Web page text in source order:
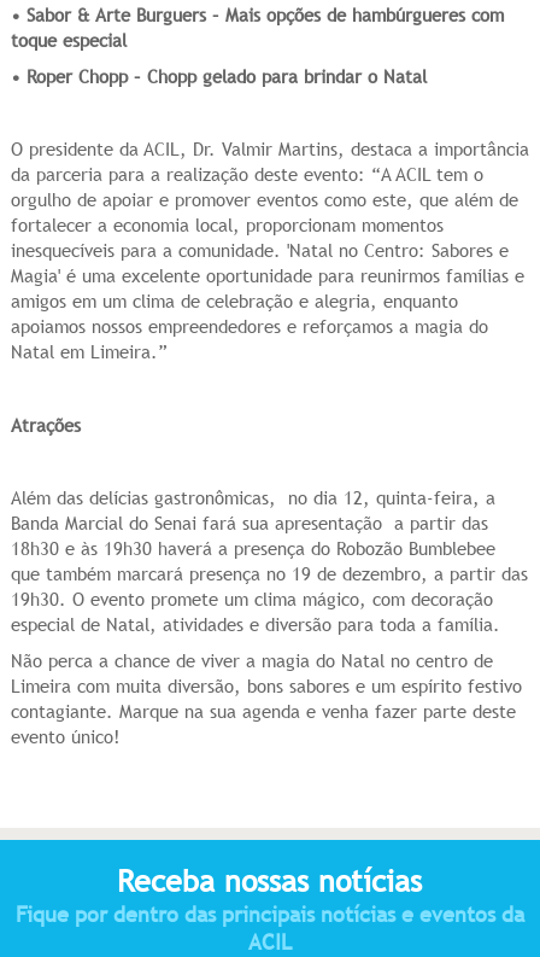
• Sabor & Arte Burguers – Mais opções de hambúrgueres com
toque especial
• Roper Chopp – Chopp gelado para brindar o Natal
O presidente da ACIL, Dr. Valmir Martins, destaca a importância
da parceria para a realização deste evento: “A ACIL tem o
orgulho de apoiar e promover eventos como este, que além de
fortalecer a economia local, proporcionam momentos
inesquecíveis para a comunidade. 'Natal no Centro: Sabores e
Magia' é uma excelente oportunidade para reunirmos famílias e
amigos em um clima de celebração e alegria, enquanto
apoiamos nossos empreendedores e reforçamos a magia do
Natal em Limeira.”
Atrações
Além das delícias gastronômicas, no dia 12, quinta-feira, a
Banda Marcial do Senai fará sua apresentação a partir das
18h30 e às 19h30 haverá a presença do Robozão Bumblebee
que também marcará presença no 19 de dezembro, a partir das
19h30. O evento promete um clima mágico, com decoração
especial de Natal, atividades e diversão para toda a família.
Não perca a chance de viver a magia do Natal no centro de
Limeira com muita diversão, bons sabores e um espírito festivo
contagiante. Marque na sua agenda e venha fazer parte deste
evento único!
Receba nossas notícias
Fique por dentro das principais notícias e eventos da
ACIL